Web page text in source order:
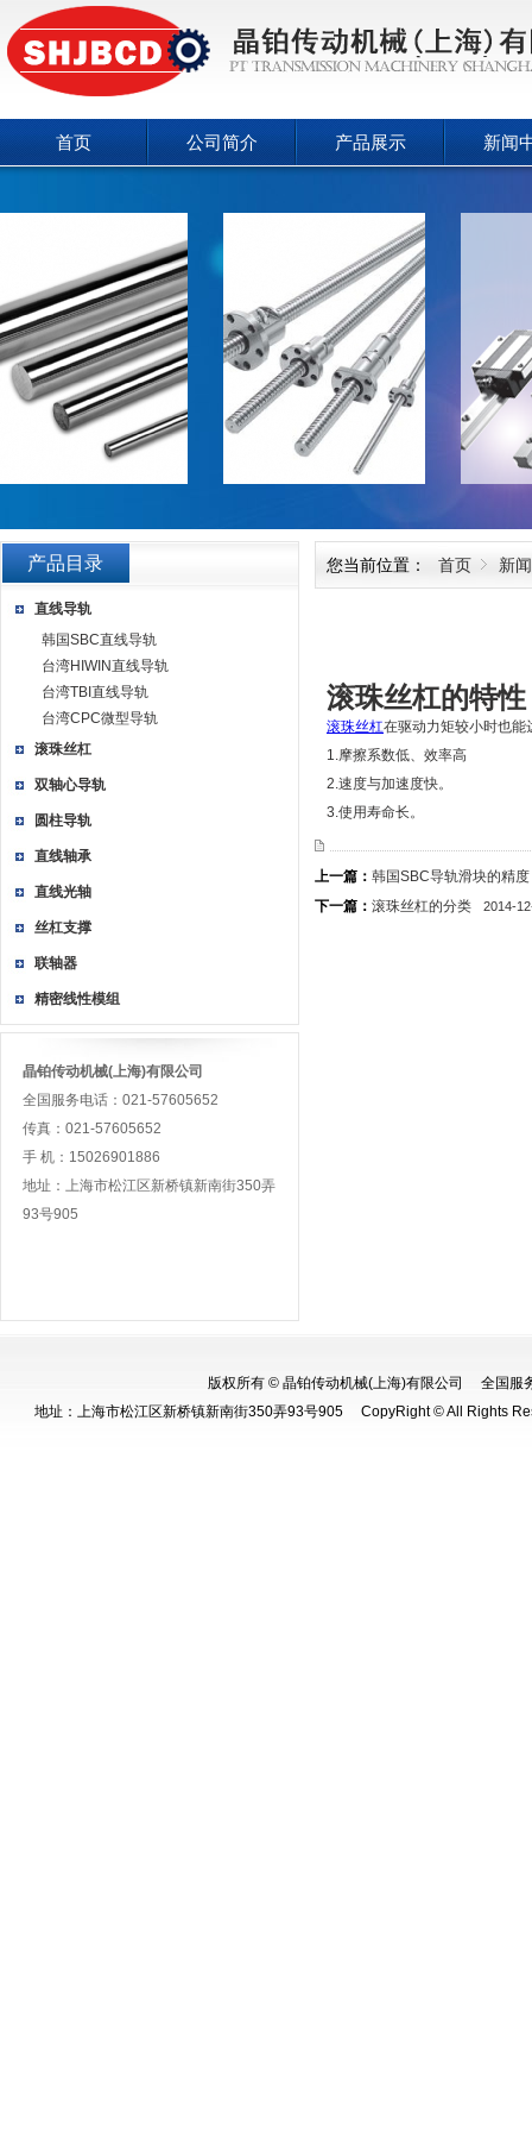
首页 公司简介 产品展示 新闻
产品目录
直线导轨
韩国SBC直线导轨
台湾HIWIN直线导轨
台湾TBI直线导轨
台湾CPC微型导轨
滚珠丝杠
双轴心导轨
圆柱导轨
直线轴承
直线光轴
丝杠支撑
联轴器
精密线性模组
晶铂传动机械(上海)有限公司
全国服务电话：021-57605652
传真：021-57605652
手 机：15026901886
地址：上海市松江区新桥镇新南街350弄
93号905
您当前位置： 首页 新
滚珠丝杠的特性
滚珠丝杠在驱动力矩较小时也能
1.摩擦系数低、效率高
2.速度与加速度快。
3.使用寿命长。
上一篇： 韩国SBC导轨滑块的精度
下一篇： 滚珠丝杠的分类 2014-
版权所有 © 晶铂传动机械(上海)有限公司 全国
地址：上海市松江区新桥镇新南街350弄93号905 CopyRight © All Rights